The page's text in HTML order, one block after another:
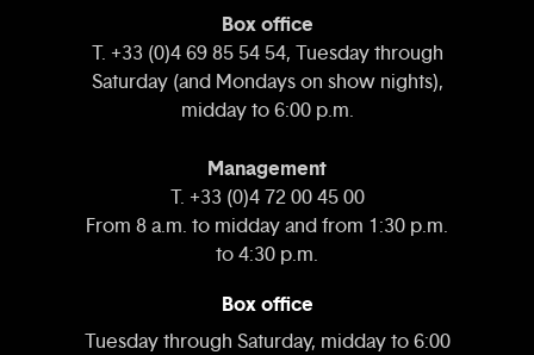
Box office
T. +33 (0)4 69 85 54 54, Tuesday through
Saturday (and Mondays on show nights),
midday to 6:00 p.m.
Management
T. +33 (0)4 72 00 45 00
From 8 a.m. to midday and from 1:30 p.m.
to 4:30 p.m.
Box office
Tuesday through Saturday, midday to 6:00